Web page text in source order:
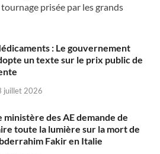
prisée par les grands
: Le gouvernement
un texte sur le prix public de
juillet 2026
ministère des AE demande de
toute la lumière sur la mort de
Fakir en Italie